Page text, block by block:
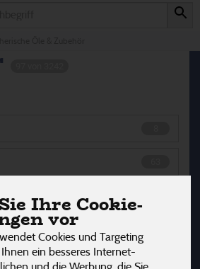
Ihre Cookie-
vor
Cookies und Targeting
ein besseres Internet-
Öle &